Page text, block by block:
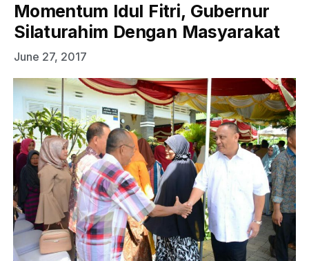
Momentum Idul Fitri, Gubernur
Silaturahim Dengan Masyarakat
June 27, 2017